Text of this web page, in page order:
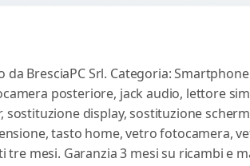
BresciaPC Srl. Categoria:
posteriore, jack audio, lettore
display, sostituzione
tasto home, vetro fotocamera,
mesi. Garanzia 3 mesi su ricambi e